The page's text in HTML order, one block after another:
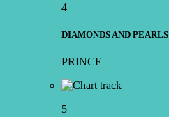
4
DIAMONDS AND PEARLS
PRINCE
5